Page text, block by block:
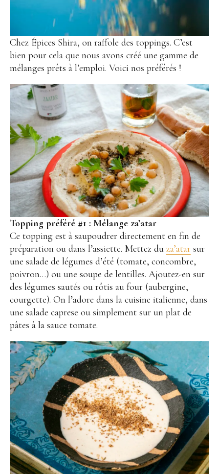
Chez Épices Shira, on raffole des toppings. C’est
bien pour cela que nous avons créé une gamme de
mélanges prêts à l’emploi. Voici nos préférés !
Topping préféré #1 : Mélange za’atar
Ce topping est à saupoudrer directement en fin de
préparation ou dans l’assiette. Mettez du za’atar sur
une salade de légumes d’été (tomate, concombre,
poivron…) ou une soupe de lentilles. Ajoutez-en sur
des légumes sautés ou rôtis au four (aubergine,
courgette). On l’adore dans la cuisine italienne, dans
une salade caprese ou simplement sur un plat de
pâtes à la sauce tomate.